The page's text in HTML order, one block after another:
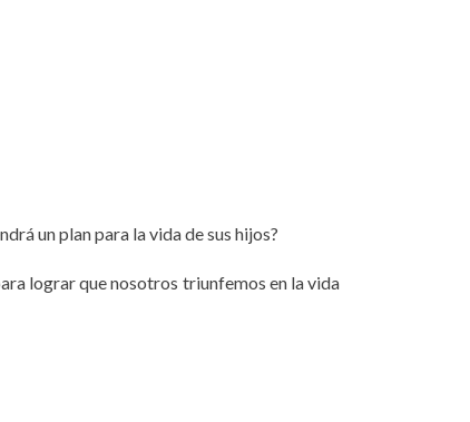
un plan para la vida de sus hijos?
lograr que nosotros triunfemos en la vida